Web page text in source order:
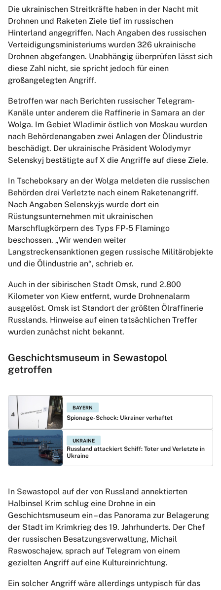
Die ukrainischen Streitkräfte haben in der Nacht mit
Drohnen und Raketen Ziele tief im russischen
Hinterland angegriffen. Nach Angaben des russischen
Verteidigungsministeriums wurden 326 ukrainische
Drohnen abgefangen. Unabhängig überprüfen lässt sich
diese Zahl nicht, sie spricht jedoch für einen
großangelegten Angriff.
Betroffen war nach Berichten russischer Telegram-
Kanäle unter anderem die Raffinerie in Samara an der
Wolga. Im Gebiet Wladimir östlich von Moskau wurden
nach Behördenangaben zwei Anlagen der Ölindustrie
beschädigt. Der ukrainische Präsident Wolodymyr
Selenskyj bestätigte auf X die Angriffe auf diese Ziele.
In Tscheboksary an der Wolga meldeten die russischen
Behörden drei Verletzte nach einem Raketenangriff.
Nach Angaben Selenskyjs wurde dort ein
Rüstungsunternehmen mit ukrainischen
Marschflugkörpern des Typs FP-5 Flamingo
beschossen. „Wir wenden weiter
Langstreckensanktionen gegen russische Militärobjekte
und die Ölindustrie an“, schrieb er.
Auch in der sibirischen Stadt Omsk, rund 2.800
Kilometer von Kiew entfernt, wurde Drohnenalarm
ausgelöst. Omsk ist Standort der größten Ölraffinerie
Russlands. Hinweise auf einen tatsächlichen Treffer
wurden zunächst nicht bekannt.
Geschichtsmuseum in Sewastopol
getroffen
BAYERN
Spionage-Schock: Ukrainer verhaftet
UKRAINE
Russland attackiert Schiff: Toter und Verletzte in
Ukraine
In Sewastopol auf der von Russland annektierten
Halbinsel Krim schlug eine Drohne in ein
Geschichtsmuseum ein – das Panorama zur Belagerung
der Stadt im Krimkrieg des 19. Jahrhunderts. Der Chef
der russischen Besatzungsverwaltung, Michail
Raswoschajew, sprach auf Telegram von einem
gezielten Angriff auf eine Kultureinrichtung.
Ein solcher Angriff wäre allerdings untypisch für das